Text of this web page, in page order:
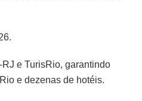
e TurisRio, garantindo
e dezenas de hotéis.